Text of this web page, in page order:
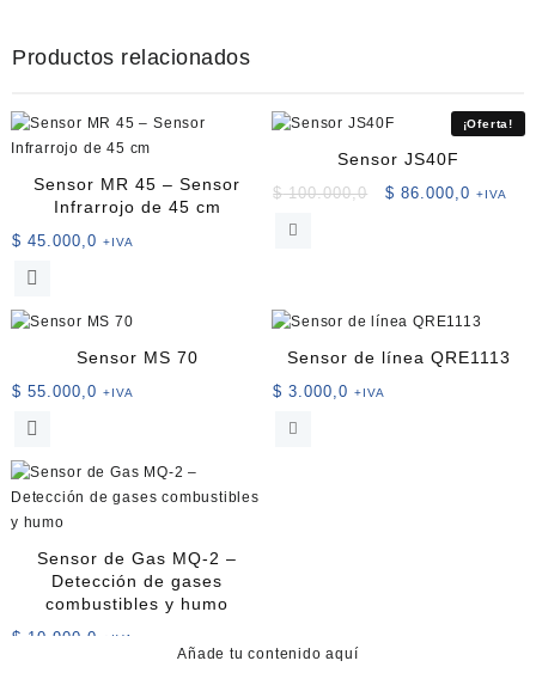
Productos relacionados
Sensor MR 45 – Sensor
Infrarrojo de 45 cm
$ 45.000,0 +IVA
¡Oferta!
Sensor JS40F
$100.000,0
El
$ 86.000,0 El
+IVA
Sensor MS 70
$ 55.000,0 +IVA
Sensor de línea QRE1113
$ 3.000,0 +IVA
Sensor de Gas MQ-2 –
Detección de gases
combustibles y humo
$ 10.900,0 +IVA
Añade tu contenido aquí